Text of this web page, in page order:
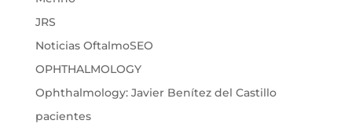
JRS
Noticias OftalmoSEO
OPHTHALMOLOGY
Ophthalmology: Javier Benítez del Castillo
pacientes